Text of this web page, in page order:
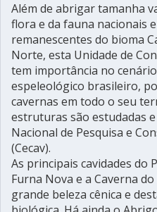
Além de abrigar tamanha
flora e da fauna nacionais
remanescentes do bioma
Norte, esta Unidade de
tem importância no
espeleológico brasileiro,
cavernas em todo o seu
estruturas são estudadas
Nacional de Pesquisa e
(Cecav).
As principais cavidades do
Furna Nova e a Caverna
grande beleza cênica e